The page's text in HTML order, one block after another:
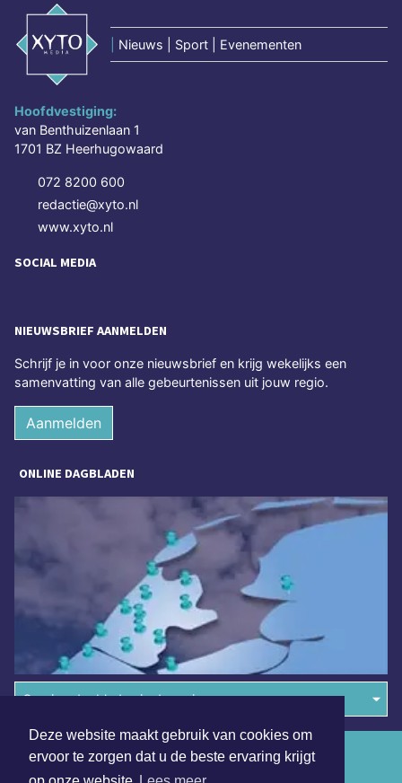
Deze website maakt gebruik van cookies om
ervoor te zorgen dat u de beste ervaring krijgt
Nieuws | Sport | Evenementen
Hoofdvestiging:
van Benthuizenlaan 1
1701 BZ Heerhugowaard
072 8200 600
redactie@xyto.nl
www.xyto.nl
SOCIAL MEDIA
NIEUWSBRIEF AANMELDEN
Schrijf je in voor onze nieuwsbrief en krijg wekelijks een
samenvatting van alle gebeurtenissen uit jouw regio.
Aanmelden
ONLINE DAGBLADEN
Overige dagbladen in de regio
Algemene voorwaarden